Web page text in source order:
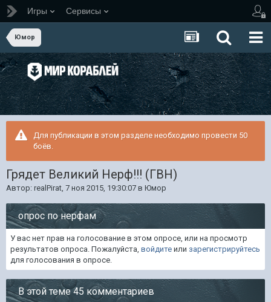
Игры Сервисы
Юмор
Для публикации в этом разделе необходимо провести 50
боёв.
Грядет Великий Нерф!!! (ГВН)
Автор: realPirat, 7 ноя 2015, 19:30:07 в Юмор
опрос по нерфам
У вас нет прав на голосование в этом опросе, или на просмотр
результатов опроса. Пожалуйста, войдите или зарегистрируйтесь
для голосования в опросе.
В этой теме 45 комментариев